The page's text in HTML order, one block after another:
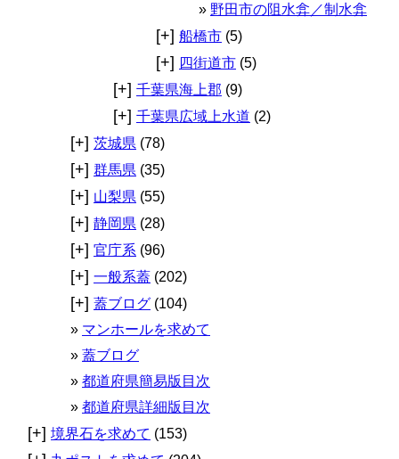
野田市の阻水弇／制水弇
[+] 船橋市 (5)
[+] 四街道市 (5)
[+] 千葉県海上郡 (9)
[+] 千葉県広域上水道 (2)
[+] 茨城県 (78)
[+] 群馬県 (35)
[+] 山梨県 (55)
[+] 静岡県 (28)
[+] 官庁系 (96)
[+] 一般系蓋 (202)
[+] 蓋ブログ (104)
マンホールを求めて
蓋ブログ
都道府県簡易版目次
都道府県詳細版目次
[+] 境界石を求めて (153)